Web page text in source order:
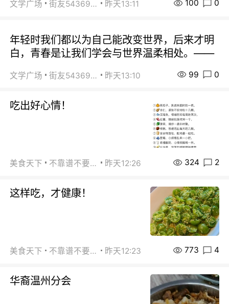
文学广场 街友54369822 昨天13:11 100 0
年轻时我们都以为自己能改变世界，后来才明
白，青春是让我们学会与世界温柔相处。——
文学广场 街友54369822 昨天13:10 99 0
吃出好心情！
美食天下 不靠谱不要联系 昨天12:26 324 2
这样吃，才健康！
美食天下 不靠谱不要联系 昨天12:23 773 4
华裔温州分会